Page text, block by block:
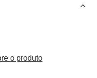
o produto